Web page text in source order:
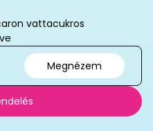
vattacukros
Megnézem